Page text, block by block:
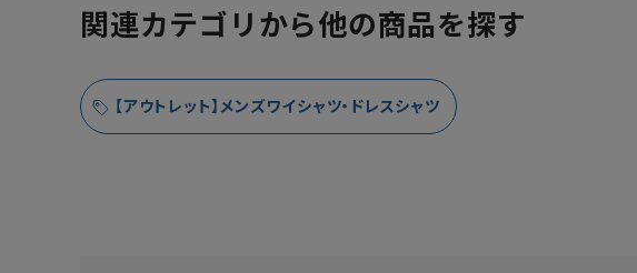
関連カテゴリから他の商品を探す
【アウトレット】メンズワイシャツ・ドレスシャツ